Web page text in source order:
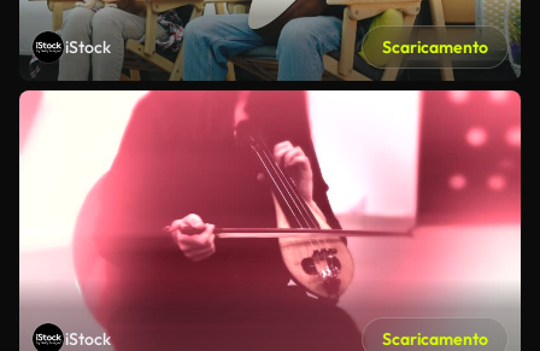
iStock Scaricamento
iStock Scaricamento